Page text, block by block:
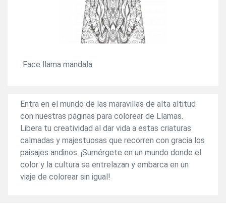
Face llama mandala
Entra en el mundo de las maravillas de alta altitud
con nuestras páginas para colorear de Llamas.
Libera tu creatividad al dar vida a estas criaturas
calmadas y majestuosas que recorren con gracia los
paisajes andinos. ¡Sumérgete en un mundo donde el
color y la cultura se entrelazan y embarca en un
viaje de colorear sin igual!